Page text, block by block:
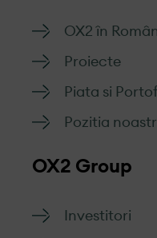
OX2 în
Proiecte
Piata si
Pozitia
OX2 Group
Investitori